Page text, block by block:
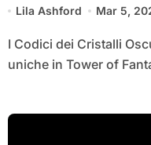
Lila Ashford Mar 5,
I Codici dei Cristalli Oscuri sono stringhe alfanumeriche
uniche in Tower of